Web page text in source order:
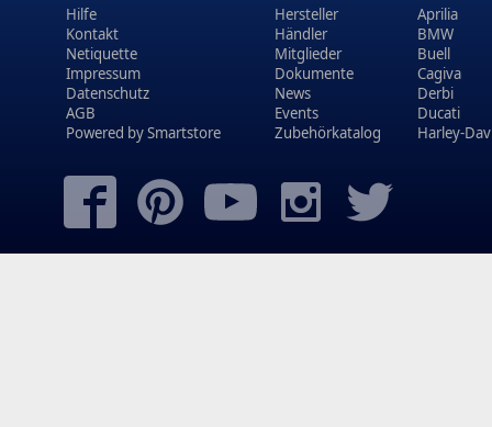
Hilfe
Kontakt
Netiquette
Impressum
Datenschutz
AGB
Powered bySmartstore
Hersteller
Händler
Mitglieder
Dokumente
News
Events
Zubehörkatalog
Aprilia
BMW
Buell
Cagiva
Derbi
Ducati
Harley-